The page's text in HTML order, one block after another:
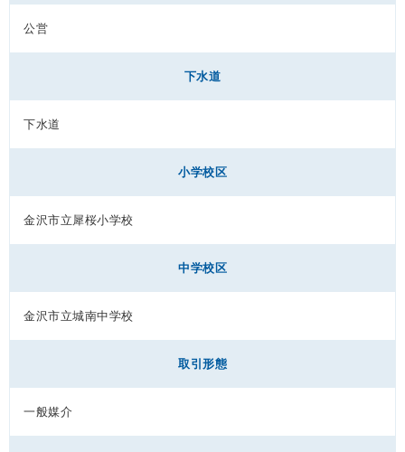
公営
下水道
下水道
小学校区
金沢市立犀桜小学校
中学校区
金沢市立城南中学校
取引形態
一般媒介